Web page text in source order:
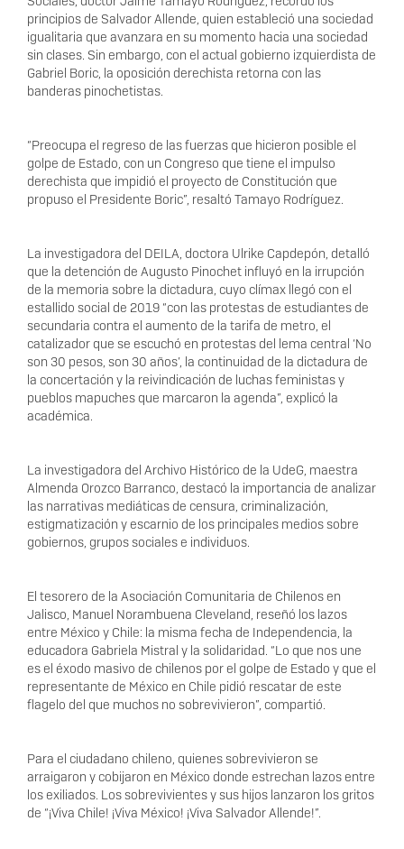
principios de Salvador Allende, quien estableció una sociedad
igualitaria que avanzara en su momento hacia una sociedad
sin clases. Sin embargo, con el actual gobierno izquierdista de
Gabriel Boric, la oposición derechista retorna con las
banderas pinochetistas.
“Preocupa el regreso de las fuerzas que hicieron posible el
golpe de Estado, con un Congreso que tiene el impulso
derechista que impidió el proyecto de Constitución que
propuso el Presidente Boric”, resaltó Tamayo Rodríguez.
La investigadora del DEILA, doctora Ulrike Capdepón, detalló
que la detención de Augusto Pinochet influyó en la irrupción
de la memoria sobre la dictadura, cuyo clímax llegó con el
estallido social de 2019 “con las protestas de estudiantes de
secundaria contra el aumento de la tarifa de metro, el
catalizador que se escuchó en protestas del lema central ‘No
son 30 pesos, son 30 años’, la continuidad de la dictadura de
la concertación y la reivindicación de luchas feministas y
pueblos mapuches que marcaron la agenda”, explicó la
académica.
La investigadora del Archivo Histórico de la UdeG, maestra
Almenda Orozco Barranco, destacó la importancia de analizar
las narrativas mediáticas de censura, criminalización,
estigmatización y escarnio de los principales medios sobre
gobiernos, grupos sociales e individuos.
El tesorero de la Asociación Comunitaria de Chilenos en
Jalisco, Manuel Norambuena Cleveland, reseñó los lazos
entre México y Chile: la misma fecha de Independencia, la
educadora Gabriela Mistral y la solidaridad. “Lo que nos une
es el éxodo masivo de chilenos por el golpe de Estado y que el
representante de México en Chile pidió rescatar de este
flagelo del que muchos no sobrevivieron”, compartió.
Para el ciudadano chileno, quienes sobrevivieron se
arraigaron y cobijaron en México donde estrechan lazos entre
los exiliados. Los sobrevivientes y sus hijos lanzaron los gritos
de “¡Viva Chile! ¡Viva México! ¡Viva Salvador Allende!”.